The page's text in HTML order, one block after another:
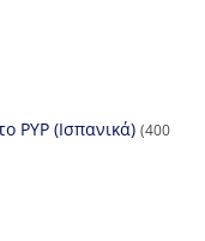
PYP (Ισπανικά) (400